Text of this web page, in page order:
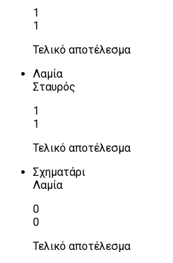
1
1
Τελικό αποτέλεσμα
Λαμία
Σταυρός
1
1
Τελικό αποτέλεσμα
Σχηματάρι
Λαμία
0
0
Τελικό αποτέλεσμα